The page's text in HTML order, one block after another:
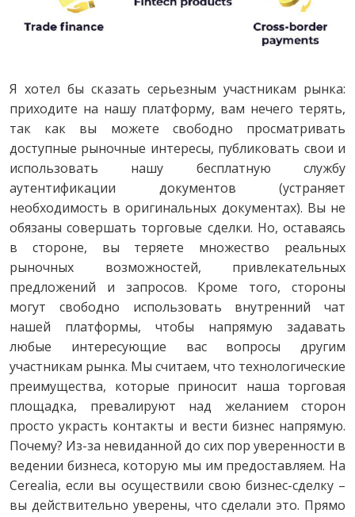
Я хотел бы сказать серьезным участникам рынка:
приходите на нашу платформу, вам нечего терять,
так как вы можете свободно просматривать
доступные рыночные интересы, публиковать свои и
использовать нашу бесплатную службу
аутентификации документов (устраняет
необходимость в оригинальных документах). Вы не
обязаны совершать торговые сделки. Но, оставаясь
в стороне, вы теряете множество реальных
рыночных возможностей, привлекательных
предложений и запросов. Кроме того, стороны
могут свободно использовать внутренний чат
нашей платформы, чтобы напрямую задавать
любые интересующие вас вопросы другим
участникам рынка. Мы считаем, что технологические
преимущества, которые приносит наша торговая
площадка, превалируют над желанием сторон
просто украсть контакты и вести бизнес напрямую.
Почему? Из-за невиданной до сих пор уверенности в
ведении бизнеса, которую мы им предоставляем. На
Cerealia, если вы осуществили свою бизнес-сделку –
вы действительно уверены, что сделали это. Прямо